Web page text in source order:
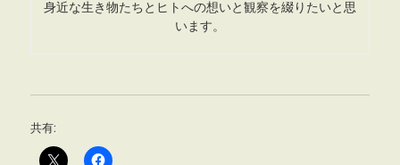
身近な生き物たちとヒトへの想いと観察を綴りたいと思
います。
共有: